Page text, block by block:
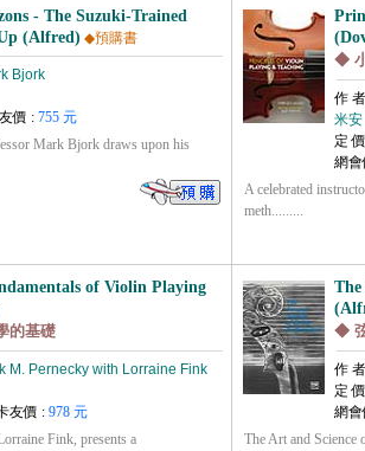
- The Suzuki-Trained
(Alfred) ◆預購書
Bjork
價 : 755 元
Mark Bjork draws upon his
◆
作 者
米安
定
網會
A celebrated
meth.........
of Violin Playing
的基礎
M. Pernecky with Lorraine Fink
友價 : 978 元
Fink, presents a
◆
作 者
定
網會
The Art and Science